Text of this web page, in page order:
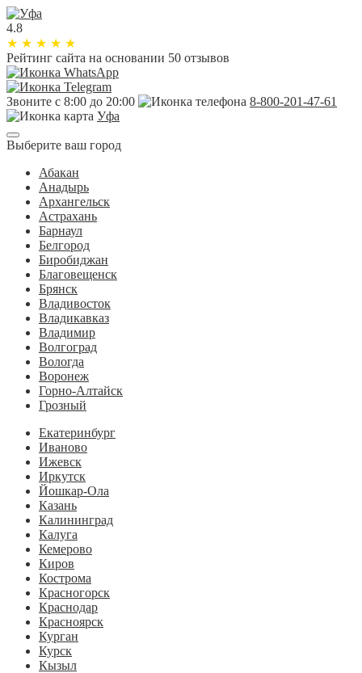
4.8
★ ★ ★ ★ ★
Рейтинг сайта на основании 50 отзывов
Звоните с 8:00 до 20:00
8-800-201-47-61
Уфа
Выберите ваш город
Абакан
Анадырь
Архангельск
Астрахань
Барнаул
Белгород
Биробиджан
Благовещенск
Брянск
Владивосток
Владикавказ
Владимир
Волгоград
Вологда
Воронеж
Горно-Алтайск
Грозный
Екатеринбург
Иваново
Ижевск
Иркутск
Йошкар-Ола
Казань
Калининград
Калуга
Кемерово
Киров
Кострома
Красногорск
Краснодар
Красноярск
Курган
Курск
Кызыл